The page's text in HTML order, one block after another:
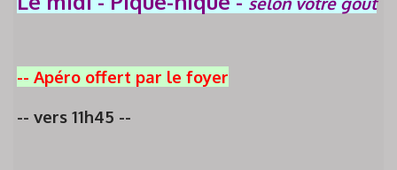
--Apéro offert par le foyer
--vers 11h45 --